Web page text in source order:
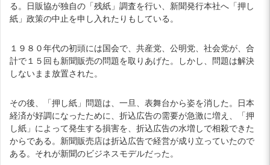
る。日販協が独自の「残紙」調査を行い、新聞発行本社へ「押し
紙」政策の中止を申し入れたりもしている。
１９８０年代の初頭には国会で、共産党、公明党、社会党が、合
計で１５回も新聞販売の問題を取りあげた。しかし、問題は解決
しないまま放置された。
その後、「押し紙」問題は、一旦、表舞台から姿を消した。日本
経済が好調になったために、折込広告の需要が急激に増え、「押
し紙」によって発生する損害を、折込広告の水増しで相殺できた
からである。新聞販売店は折込広告で経営が成り立っていたので
ある。それが新聞のビジネスモデルだった。